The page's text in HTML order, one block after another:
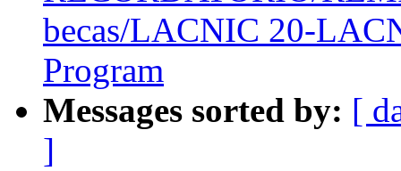
becas/LACNIC 20-
Program
Messages sorted by: [
]